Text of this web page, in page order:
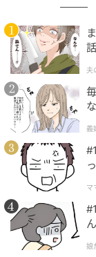
ウーマンエキサイト
夫
義
マ
娘